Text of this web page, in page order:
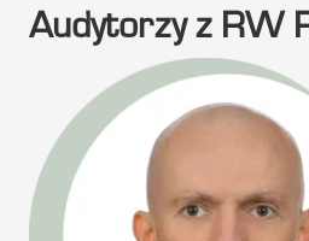
Audytorzy z RW